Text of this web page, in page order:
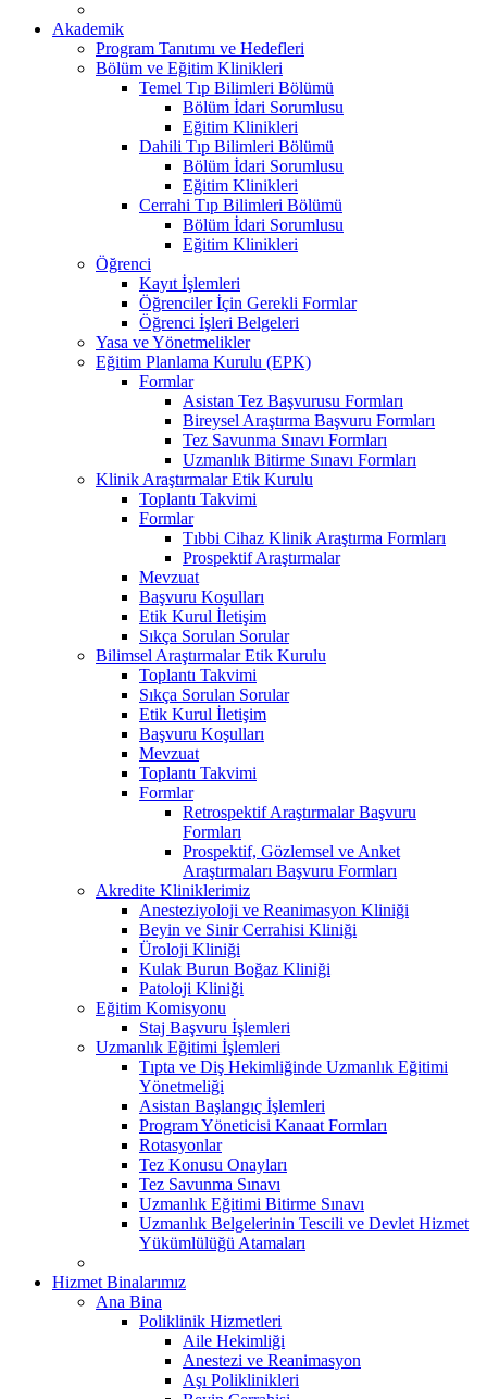
Akademik
Program Tanıtımı ve Hedefleri
Bölüm ve Eğitim Klinikleri
Temel Tıp Bilimleri Bölümü
Bölüm İdari Sorumlusu
Eğitim Klinikleri
Dahili Tıp Bilimleri Bölümü
Bölüm İdari Sorumlusu
Eğitim Klinikleri
Cerrahi Tıp Bilimleri Bölümü
Bölüm İdari Sorumlusu
Eğitim Klinikleri
Öğrenci
Kayıt İşlemleri
Öğrenciler İçin Gerekli Formlar
Öğrenci İşleri Belgeleri
Yasa ve Yönetmelikler
Eğitim Planlama Kurulu (EPK)
Formlar
Asistan Tez Başvurusu Formları
Bireysel Araştırma Başvuru Formları
Tez Savunma Sınavı Formları
Uzmanlık Bitirme Sınavı Formları
Klinik Araştırmalar Etik Kurulu
Toplantı Takvimi
Formlar
Tıbbi Cihaz Klinik Araştırma Formları
Prospektif Araştırmalar
Mevzuat
Başvuru Koşulları
Etik Kurul İletişim
Sıkça Sorulan Sorular
Bilimsel Araştırmalar Etik Kurulu
Toplantı Takvimi
Sıkça Sorulan Sorular
Etik Kurul İletişim
Başvuru Koşulları
Mevzuat
Toplantı Takvimi
Formlar
Retrospektif Araştırmalar Başvuru
Formları
Prospektif, Gözlemsel ve Anket
Araştırmaları Başvuru Formları
Akredite Kliniklerimiz
Anesteziyoloji ve Reanimasyon Kliniği
Beyin ve Sinir Cerrahisi Kliniği
Üroloji Kliniği
Kulak Burun Boğaz Kliniği
Patoloji Kliniği
Eğitim Komisyonu
Staj Başvuru İşlemleri
Uzmanlık Eğitimi İşlemleri
Tıpta ve Diş Hekimliğinde Uzmanlık Eğitimi
Yönetmeliği
Asistan Başlangıç İşlemleri
Program Yöneticisi Kanaat Formları
Rotasyonlar
Tez Konusu Onayları
Tez Savunma Sınavı
Uzmanlık Eğitimi Bitirme Sınavı
Uzmanlık Belgelerinin Tescili ve Devlet Hizmet
Yükümlülüğü Atamaları
Hizmet Binalarımız
Ana Bina
Poliklinik Hizmetleri
Aile Hekimliği
Anestezi ve Reanimasyon
Aşı Poliklinikleri